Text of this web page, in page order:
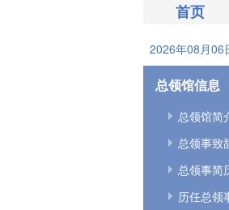
首页
2026年08月06
总领馆信息
总领馆简
总领事致
总领事简
历任总领